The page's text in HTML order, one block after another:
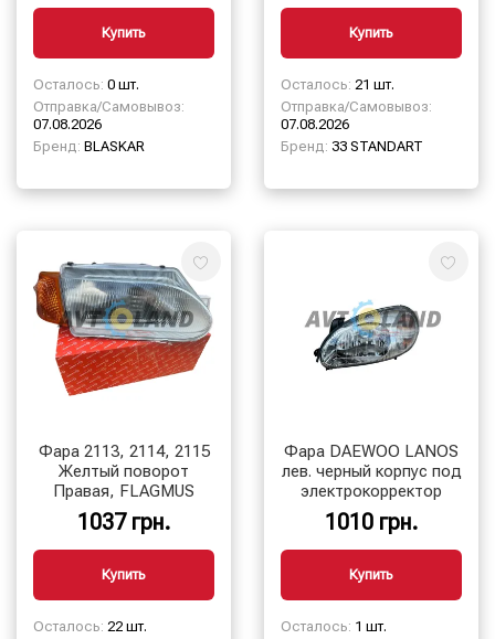
Купить
Осталось: 0 шт.
Отправка/Самовывоз:
07.08.2026
Бренд: BLASKAR
Купить
Осталось: 21 шт.
Отправка/Самовывоз:
07.08.2026
Бренд: 33 STANDART
Фара 2113, 2114, 2115
Желтый поворот
Правая, FLAGMUS
1037 грн.
Купить
Осталось: 22 шт.
Фара DAEWOO LANOS
лев. черный корпус под
электрокорректор
1010 грн.
Купить
Осталось: 1 шт.